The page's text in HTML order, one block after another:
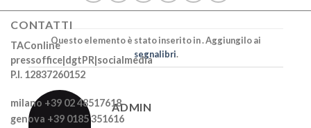
Questo elemento è stato inserito in . Aggiungilo ai
segnalibri.
ADMIN
CONTATTI
TAConline
pressoffice|dgtPR|socialmedia
P.I. 12837260152
milano +39 02 48517618
genova +39 0185 351616